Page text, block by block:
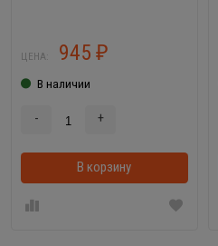
ЦЕНА: 945 ₽
В наличии
- +
В корзину